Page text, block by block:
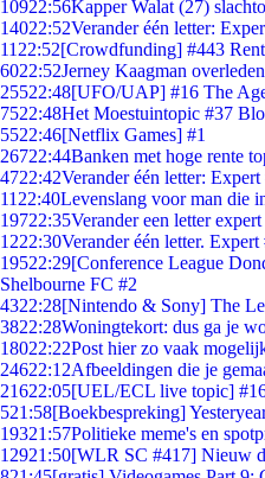
10922:56Kapper Walat (27)
14022:52Verander één letter:
11 22:52[Crowdfunding] #443
6022:52Jerney Kaagman overleden
25522:48[UFO/UAP] #16 The
7522:48Het Moestuintopic #37
5522:46[Netflix Games] #1
26722:44Banken met hoge rente
4722:42Verander één letter:
11 22:40Levenslang voor man die
19722:35Verander een letter
1222:30Verander één letter.
19522:29[Conference League
Shelbourne FC #2
4322:28[Nintendo & Sony] The
3822:28Woningtekort: dus ga je
18022:22Post hier zo vaak
24622:12Afbeeldingen die je
21622:05[UEL/ECL live topic]
521:58[Boekbespreking]
19321:57Politieke meme's en
12921:50[WLR SC #417] Nieuw